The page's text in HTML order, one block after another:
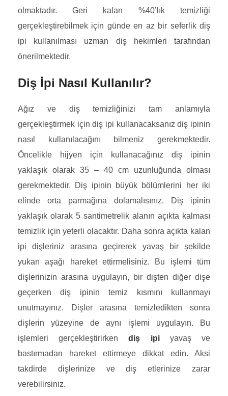
olmaktadır. Geri kalan %40’lık temizliği
gerçekleştirebilmek için günde en az bir seferlik diş
ipi kullanılması uzman diş hekimleri tarafından
önerilmektedir.
Diş İpi Nasıl Kullanılır?
Ağız ve diş temizliğinizi tam anlamıyla
gerçekleştirmek için diş ipi kullanacaksanız diş ipinin
nasıl kullanılacağını bilmeniz gerekmektedir.
Öncelikle hijyen için kullanacağınız diş ipinin
yaklaşık olarak 35 – 40 cm uzunluğunda olması
gerekmektedir. Diş ipinin büyük bölümlerini her iki
elinde orta parmağına dolamalısınız. Diş ipinin
yaklaşık olarak 5 santimetrelik alanın açıkta kalması
temizlik için yeterli olacaktır. Daha sonra açıkta kalan
ipi dişleriniz arasına geçirerek yavaş bir şekilde
yukarı aşağı hareket ettirmelisiniz. Bu işlemi tüm
dişlerinizin arasına uygulayın, bir dişten diğer dişe
geçerken diş ipinin temiz kısmını kullanmayı
unutmayınız. Dişler arasına temizledikten sonra
dişlerin yüzeyine de aynı işlemi uygulayın. Bu
işlemleri gerçekleştirirkendiş ipiyavaş ve
bastırmadan hareket ettirmeye dikkat edin. Aksi
takdirde dişlerinize ve diş etlerinize zarar
verebilirsiniz.